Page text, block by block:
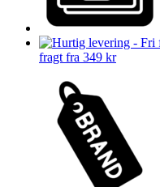
fragt fra 349 kr